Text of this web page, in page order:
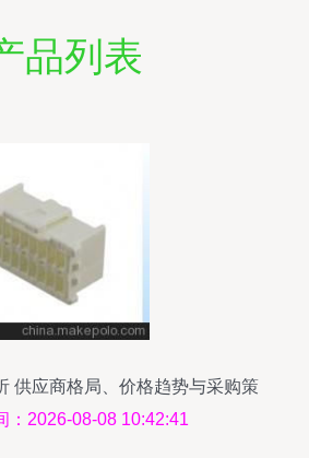
品列表
供应商格局、价格趋势与采购策
略解析
：2026-08-08 10:42:41